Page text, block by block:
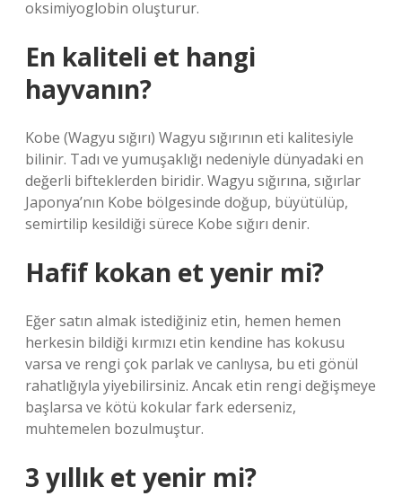
oksimiyoglobin oluşturur.
En kaliteli et hangi
hayvanın?
Kobe (Wagyu sığırı) Wagyu sığırının eti kalitesiyle
bilinir. Tadı ve yumuşaklığı nedeniyle dünyadaki en
değerli bifteklerden biridir. Wagyu sığırına, sığırlar
Japonya’nın Kobe bölgesinde doğup, büyütülüp,
semirtilip kesildiği sürece Kobe sığırı denir.
Hafif kokan et yenir mi?
Eğer satın almak istediğiniz etin, hemen hemen
herkesin bildiği kırmızı etin kendine has kokusu
varsa ve rengi çok parlak ve canlıysa, bu eti gönül
rahatlığıyla yiyebilirsiniz. Ancak etin rengi değişmeye
başlarsa ve kötü kokular fark ederseniz,
muhtemelen bozulmuştur.
3 yıllık et yenir mi?